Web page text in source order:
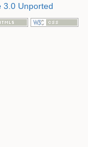
3.0 Unported